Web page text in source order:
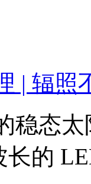
| 辐照
稳态
长的